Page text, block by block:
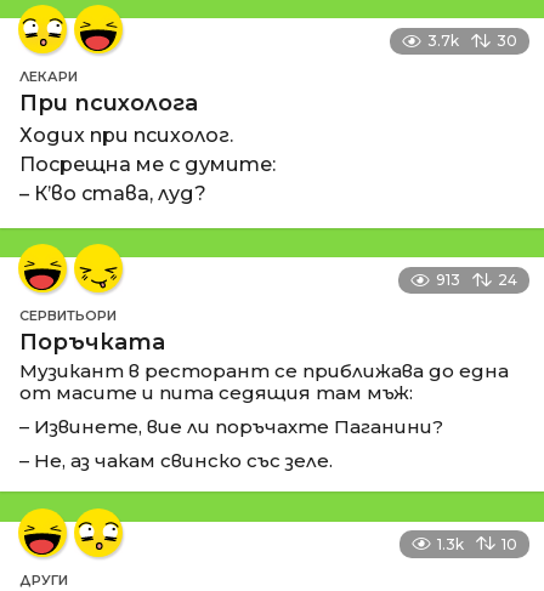
3.7k 30
ЛЕКАРИ
При психолога
Ходих при психолог.
Посрещна ме с думите:
– К’во става, луд?
913 24
СЕРВИТЬОРИ
Поръчката
Музикант в ресторант се приближава до една
от масите и пита седящия там мъж:
– Извинете, вие ли поръчахте Паганини?
– Не, аз чакам свинско със зеле.
1.3k 10
ДРУГИ